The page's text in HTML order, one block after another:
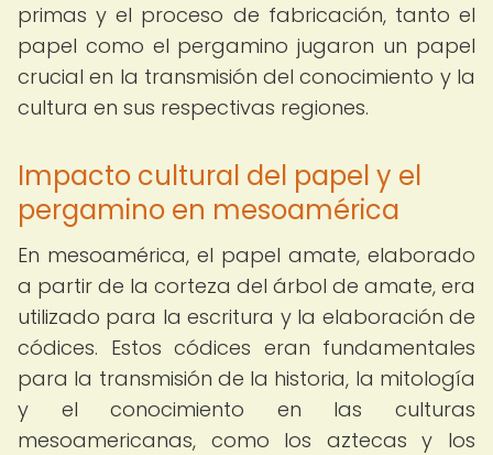
primas y el proceso de fabricación, tanto el
papel como el pergamino jugaron un papel
crucial en la transmisión del conocimiento y la
cultura en sus respectivas regiones.
Impacto cultural del papel y el
pergamino en mesoamérica
En mesoamérica, el papel amate, elaborado
a partir de la corteza del árbol de amate, era
utilizado para la escritura y la elaboración de
códices. Estos códices eran fundamentales
para la transmisión de la historia, la mitología
y el conocimiento en las culturas
mesoamericanas, como los aztecas y los